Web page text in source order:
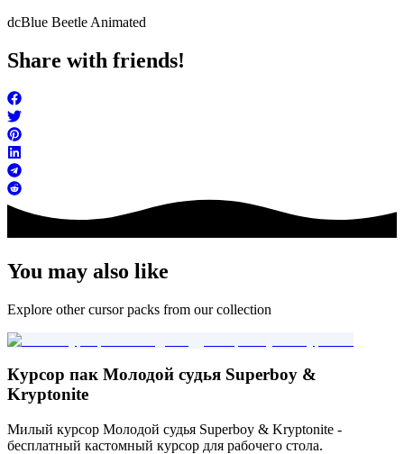
dcBlue Beetle Animated
Share with friends!
You may also like
Explore other cursor packs from our collection
Курсор пак Молодой судья Superboy &
Kryptonite
Милый курсор Молодой судья Superboy & Kryptonite -
бесплатный кастомный курсор для рабочего стола.